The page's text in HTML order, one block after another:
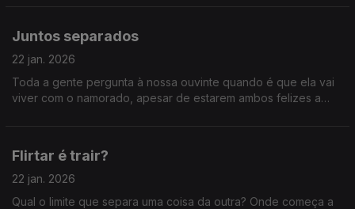
Juntos separados
22 jan. 2026
Toda a gente pergunta à nossa ouvinte quando é que ela vai
viver com o namorado, apesar de estarem ambos felizes a
Flirtar é trair?
22 jan. 2026
Qual o limite que separa uma coisa da outra? Onde começa a